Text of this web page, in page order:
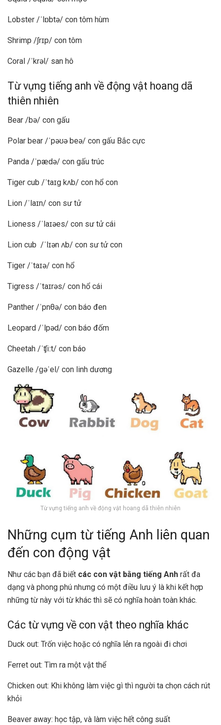
Lobster /ˈlɒbtə/ con tôm hùm
Shrimp /ʃrɪp/ con tôm
Coral /ˈkrəl/ san hô
Từ vựng tiếng anh về động vật hoang dã
thiên nhiên
Bear /bə/ con gấu
Polar bear /ˈpəʊə beə/ con gấu Bắc cực
Panda /ˈpædə/ con gấu trúc
Tiger cub /ˈtaɪg kʌb/ con hổ con
Lion /ˈlaɪn/ con sư tử
Lioness /ˈlaɪəes/ con sư tử cái
Lion cub /ˈlɪən ʌb/ con sư tử con
Tiger /ˈtaɪə/ con hổ
Tigress /ˈtaɪrəs/ con hổ cái
Panther /ˈpnθə/ con báo đen
Leopard /ˈlpəd/ con báo đốm
Cheetah /ˈʧiːt/ con báo
Gazelle /ɡəˈel/ con linh dương
Từ vựng tiếng anh về động vật hoang dã thiên nhiên
Những cụm từ tiếng Anh liên quan
đến con động vật
Như các bạn đã biết các con vật bằng tiếng Anh rất đa
dạng và phong phú nhưng có một điều lưu ý là khi kết hợp
những từ này với từ khác thì sẽ có nghĩa hoàn toàn khác.
Các từ vựng về con vật theo nghĩa khác
Duck out: Trốn việc hoặc có nghĩa lẻn ra ngoài đi chơi
Ferret out: Tìm ra một vật thể
Chicken out: Khi không làm việc gì thì người ta chọn cách rút
khỏi
Beaver away: học tập, và làm việc hết công suất